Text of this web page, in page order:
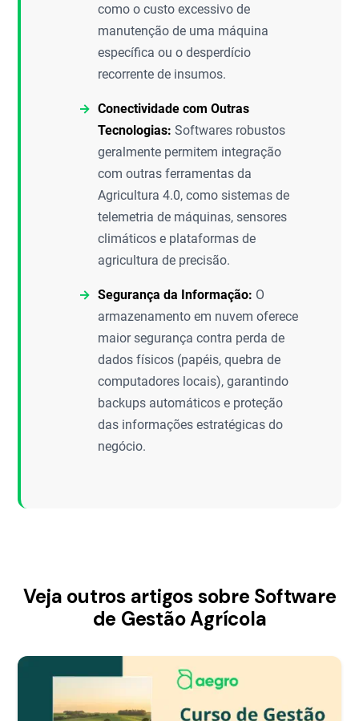
como o custo excessivo de
manutenção de uma máquina
específica ou o desperdício
recorrente de insumos.
Conectividade com Outras
Tecnologias: Softwares robustos
geralmente permitem integração
com outras ferramentas da
Agricultura 4.0, como sistemas de
telemetria de máquinas, sensores
climáticos e plataformas de
agricultura de precisão.
Segurança da Informação: O
armazenamento em nuvem oferece
maior segurança contra perda de
dados físicos (papéis, quebra de
computadores locais), garantindo
backups automáticos e proteção
das informações estratégicas do
negócio.
Veja outros artigos sobre Software
de Gestão Agrícola